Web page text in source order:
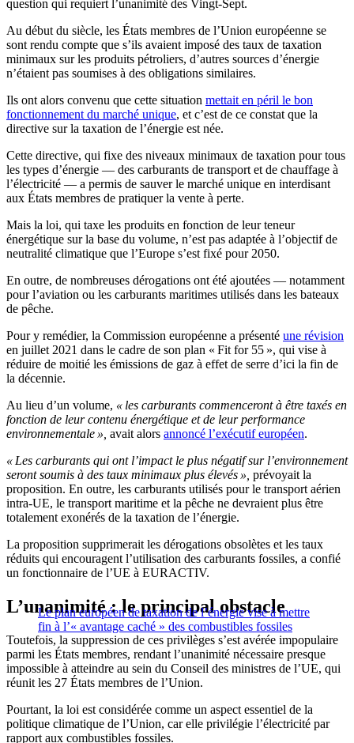
question qui requiert l’unanimité des Vingt-Sept.
Au début du siècle, les États membres de l’Union européenne se
sont rendu compte que s’ils avaient imposé des taux de taxation
minimaux sur les produits pétroliers, d’autres sources d’énergie
n’étaient pas soumises à des obligations similaires.
Ils ont alors convenu que cette situation mettait en péril le bon
fonctionnement du marché unique, et c’est de ce constat que la
directive sur la taxation de l’énergie est née.
Cette directive, qui fixe des niveaux minimaux de taxation pour tous
les types d’énergie — des carburants de transport et de chauffage à
l’électricité — a permis de sauver le marché unique en interdisant
aux États membres de pratiquer la vente à perte.
Mais la loi, qui taxe les produits en fonction de leur teneur
énergétique sur la base du volume, n’est pas adaptée à l’objectif de
neutralité climatique que l’Europe s’est fixé pour 2050.
En outre, de nombreuses dérogations ont été ajoutées — notamment
pour l’aviation ou les carburants maritimes utilisés dans les bateaux
de pêche.
Pour y remédier, la Commission européenne a présenté une révision
en juillet 2021 dans le cadre de son plan « Fit for 55 », qui vise à
réduire de moitié les émissions de gaz à effet de serre d’ici la fin de
la décennie.
Au lieu d’un volume, « les carburants commenceront à être taxés en
fonction de leur contenu énergétique et de leur performance
environnementale », avait alors annoncé l’exécutif européen.
« Les carburants qui ont l’impact le plus négatif sur l’environnement
seront soumis à des taux minimaux plus élevés », prévoyait la
proposition. En outre, les carburants utilisés pour le transport aérien
intra-UE, le transport maritime et la pêche ne devraient plus être
totalement exonérés de la taxation de l’énergie.
La proposition supprimerait les dérogations obsolètes et les taux
réduits qui encouragent l’utilisation des carburants fossiles, a confié
un fonctionnaire de l’UE à EURACTIV.
Le plan européen de taxation de l’énergie vise à mettre
fin à l’« avantage caché » des combustibles fossiles
L’unanimité : le principal obstacle
Toutefois, la suppression de ces privilèges s’est avérée impopulaire
parmi les États membres, rendant l’unanimité nécessaire presque
impossible à atteindre au sein du Conseil des ministres de l’UE, qui
réunit les 27 États membres de l’Union.
Pourtant, la loi est considérée comme un aspect essentiel de la
politique climatique de l’Union, car elle privilégie l’électricité par
rapport aux combustibles fossiles.